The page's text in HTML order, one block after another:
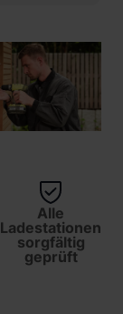
Alle
Ladestationen
sorgfältig
geprüft